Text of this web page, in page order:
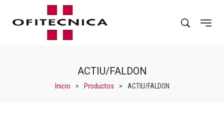
ACTIU/FALDON
Inicio > Productos > ACTIU/FALDON